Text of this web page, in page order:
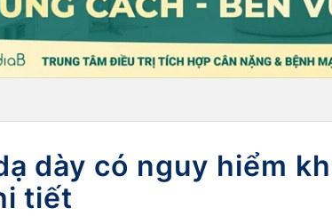
dày có nguy hiểm
tiết